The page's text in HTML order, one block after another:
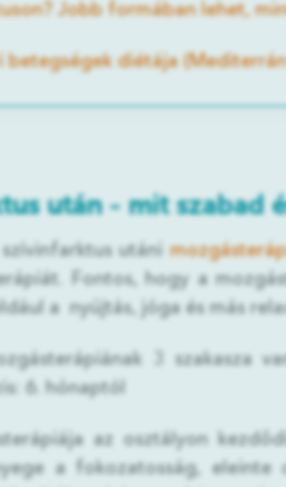
Jobb formában lehet,
betegségek diétája
után - mit szabad
utáni
Fontos, hogy a
a nyújtás, jóga és más
3 szakasza
6. hónaptól
az osztályon
a fokozatosság, eleinte